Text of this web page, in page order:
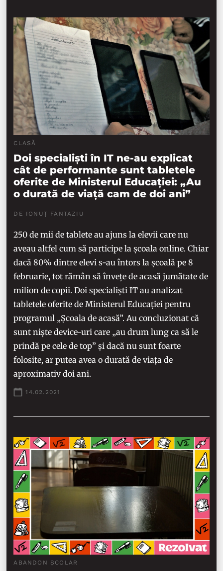
CLASĂ
Doi specialiști în IT ne-au explicat
cât de performante sunt tabletele
oferite de Ministerul Educației: „Au
o durată de viață cam de doi ani”
DE IONUȚ FANTAZIU
250 de mii de tablete au ajuns la elevii care nu
aveau altfel cum să participe la școala online. Chiar
dacă 80% dintre elevi s-au întors la școală pe 8
februarie, tot rămân să învețe de acasă jumătate de
milion de copii. Doi specialiști IT au analizat
tabletele oferite de Ministerul Educației pentru
programul „Școala de acasă”. Au concluzionat că
sunt niște device-uri care „au drum lung ca să le
prindă pe cele de top” și dacă nu sunt foarte
folosite, ar putea avea o durată de viața de
aproximativ doi ani.
14.02.2021
ABANDON ȘCOLAR